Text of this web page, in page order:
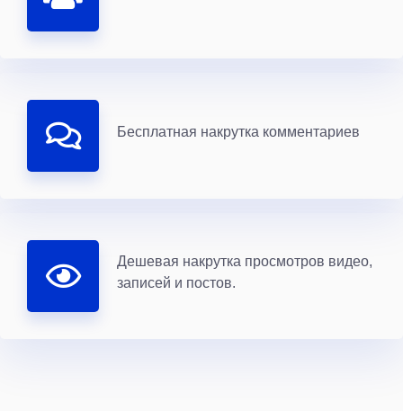
Бесплатная накрутка комментариев
Дешевая накрутка просмотров видео,
записей и постов.